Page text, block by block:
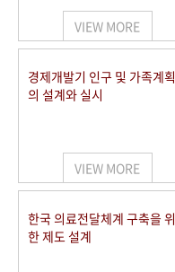
VIEW MORE
경제개발기 인구 및 가족계획
의 설계와 실시
VIEW MORE
한국 의료전달체계 구축을 위
한 제도 설계